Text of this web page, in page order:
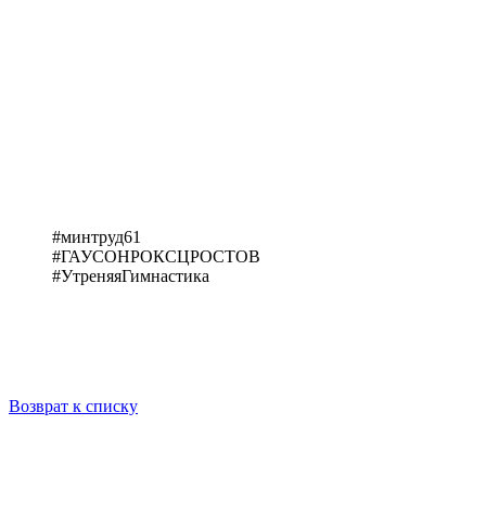
#минтруд61
#ГАУСОНРОКСЦРОСТОВ
#УтреняяГимнастика
Возврат к списку